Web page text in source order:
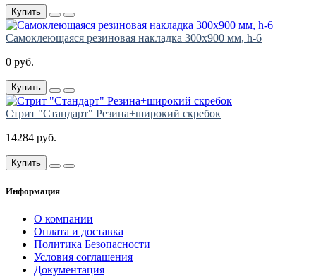
Купить
Самоклеющаяся резиновая накладка 300х900 мм, h-6
0 руб.
Купить
Стрит "Стандарт" Резина+широкий скребок
14284 руб.
Купить
Информация
О компании
Оплата и доставка
Политика Безопасности
Условия соглашения
Документация